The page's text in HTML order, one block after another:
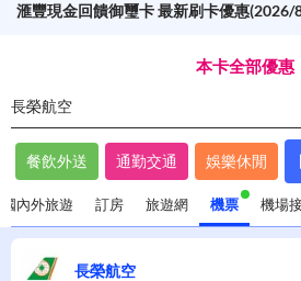
滙豐現金回饋御璽卡 最新刷卡優惠(2026/
本卡全部優惠
長榮航空
餐飲外送 通勤交通 娛樂休閒
飯店旅館住宿
國內外旅遊 訂房 旅遊網 機票 機場
長榮航空